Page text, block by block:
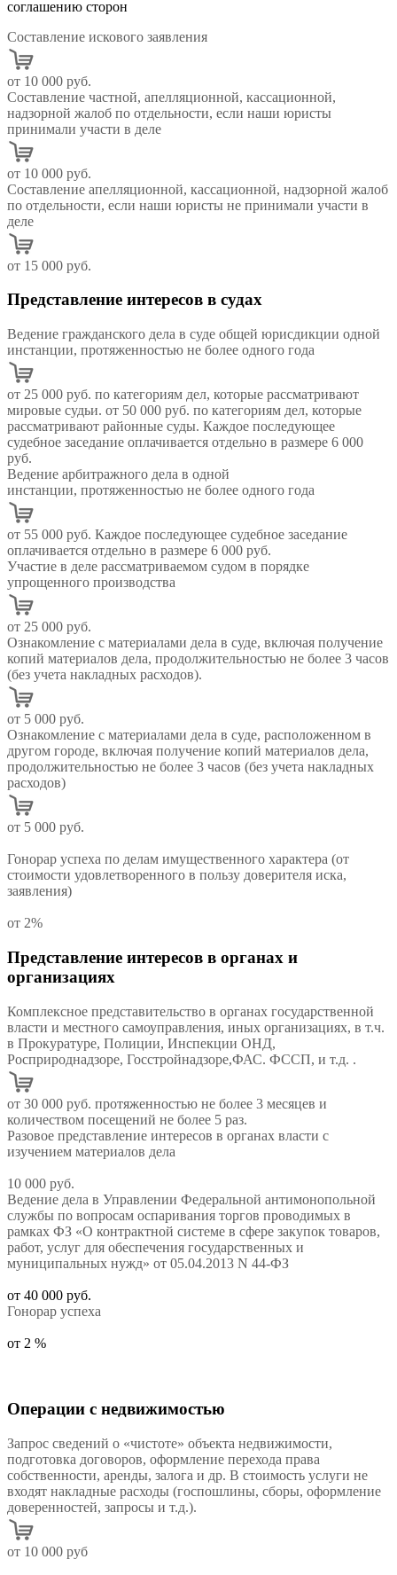
соглашению сторон
Составление искового заявления
от 10 000 руб.
Составление частной, апелляционной, кассационной,
надзорной жалоб по отдельности, если наши юристы
принимали участи в деле
от 10 000 руб.
Составление апелляционной, кассационной, надзорной жалоб
по отдельности, если наши юристы не принимали участи в
деле
от 15 000 руб.
Представление интересов в судах
Ведение гражданского дела в суде общей юрисдикции одной
инстанции, протяженностью не более одного года
от 25 000 руб. по категориям дел, которые рассматривают
мировые судьи. от 50 000 руб. по категориям дел, которые
рассматривают районные суды. Каждое последующее
судебное заседание оплачивается отдельно в размере 6 000
руб.
Ведение арбитражного дела в одной
инстанции, протяженностью не более одного года
от 55 000 руб. Каждое последующее судебное заседание
оплачивается отдельно в размере 6 000 руб.
Участие в деле рассматриваемом судом в порядке
упрощенного производства
от 25 000 руб.
Ознакомление с материалами дела в суде, включая получение
копий материалов дела, продолжительностью не более 3 часов
(без учета накладных расходов).
от 5 000 руб.
Ознакомление с материалами дела в суде, расположенном в
другом городе, включая получение копий материалов дела,
продолжительностью не более 3 часов (без учета накладных
расходов)
от 5 000 руб.
Гонорар успеха по делам имущественного характера (от
стоимости удовлетворенного в пользу доверителя иска,
заявления)
от 2%
Представление интересов в органах и
организациях
Комплексное представительство в органах государственной
власти и местного самоуправления, иных организациях, в т.ч.
в Прокуратуре, Полиции, Инспекции ОНД,
Росприроднадзоре, Госстройнадзоре,ФАС. ФССП, и т.д. .
от 30 000 руб. протяженностью не более 3 месяцев и
количеством посещений не более 5 раз.
Разовое представление интересов в органах власти с
изучением материалов дела
10 000 руб.
Ведение дела в Управлении Федеральной антимонопольной
службы по вопросам оспаривания торгов проводимых в
рамках ФЗ «О контрактной системе в сфере закупок товаров,
работ, услуг для обеспечения государственных и
муниципальных нужд» от 05.04.2013 N 44-ФЗ
от 40 000 руб.
Гонорар успеха
от 2 %
Операции с недвижимостью
Запрос сведений о «чистоте» объекта недвижимости,
подготовка договоров, оформление перехода права
собственности, аренды, залога и др. В стоимость услуги не
входят накладные расходы (госпошлины, сборы, оформление
доверенностей, запросы и т.д.).
от 10 000 руб